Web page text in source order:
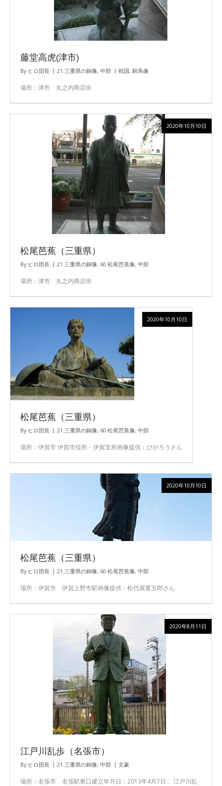
藤堂高虎(津市)
By ヒロ団長 21.三重県の銅像, 中部 戦国, 騎馬像
場所：津市 丸之内商店街
松尾芭蕉（三重県）
By ヒロ団長 21.三重県の銅像, 60.松尾芭蕉像, 中部
場所：津市 丸之内商店街
2020年10月10日
松尾芭蕉（三重県）
By ヒロ団長 21.三重県の銅像, 60.松尾芭蕉像, 中部
場所：伊賀市 伊賀市役所・伊賀支所画像提供：びがろうさん
2020年10月10日
松尾芭蕉（三重県）
By ヒロ団長 21.三重県の銅像, 60.松尾芭蕉像, 中部
場所：伊賀市 伊賀上野市駅画像提供：松代屋重五郎さん
2020年10月10日
江戸川乱歩（名張市）
By ヒロ団長 21.三重県の銅像, 中部 文豪
場所：名張市 名張駅東口建立年月日：2013年4月7日 、江戸川乱
2020年8月11日